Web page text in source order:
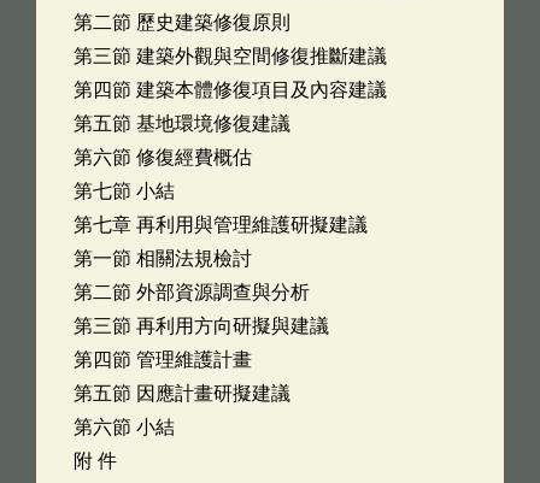
第二節 歷史建築修復原則
第三節 建築外觀與空間修復推斷建議
第四節 建築本體修復項目及內容建議
第五節 基地環境修復建議
第六節 修復經費概估
第七節 小結
第七章 再利用與管理維護研擬建議
第一節 相關法規檢討
第二節 外部資源調查與分析
第三節 再利用方向研擬與建議
第四節 管理維護計畫
第五節 因應計畫研擬建議
第六節 小結
附 件